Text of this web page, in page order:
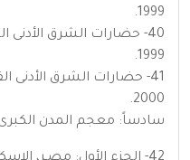
1999.
40- حضارات الشرق الأدنى
1999.
41- حضارات الشرق الأدنى
2000.
سادساً: معجم المدن